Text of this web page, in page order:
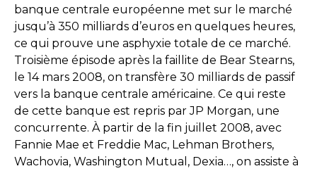
banque centrale européenne met sur le marché
jusqu’à 350 milliards d’euros en quelques heures,
ce qui prouve une asphyxie totale de ce marché.
Troisième épisode après la faillite de Bear Stearns,
le 14 mars 2008, on transfère 30 milliards de passif
vers la banque centrale américaine. Ce qui reste
de cette banque est repris par JP Morgan, une
concurrente. À partir de la fin juillet 2008, avec
Fannie Mae et Freddie Mac, Lehman Brothers,
Wachovia, Washington Mutual, Dexia…, on assiste à